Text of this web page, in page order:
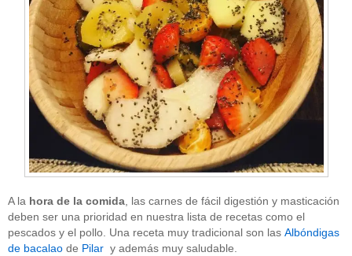
A la hora de la comida , las carnes de fácil digestión y masticación
deben ser una prioridad en nuestra lista de recetas como el
pescados y el pollo. Una receta muy tradicional son las Albóndigas
de bacalao de Pilar y además muy saludable.